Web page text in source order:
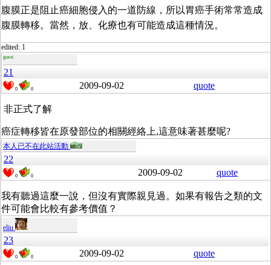
腹膜正是阻止癌細胞侵入的一道防線，所以胃癌手術常常造成
腹膜轉移。當然，放、化療也有可能造成這種情況。
edited: 1
guest
21
0 0 2009-09-02 quote
非正式了解
癌症轉移皆在原發部位的相關經絡上,這意味著甚麼呢?
本人已不在此站活動
22
0 0 2009-09-02 quote
我有聽過這麼一說，但沒有實際親見過。如果有報告之類的文
件可能會比較有參考價值？
eliu
23
0 0 2009-09-02 quote